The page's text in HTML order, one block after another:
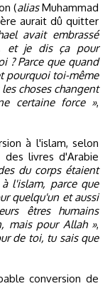
(aliasMuhammad
aurait dû quitter
avait embrassé
et je dis ça pour
? Parce que quand
pourquoi toi-même
choses changent
certaine force »,
à l'islam, selon
des livres d'Arabie
du corps étaient
l'islam, parce que
quelqu'un et aussi
êtres humains
mais pour Allah »,
de toi, tu sais que
conversion de